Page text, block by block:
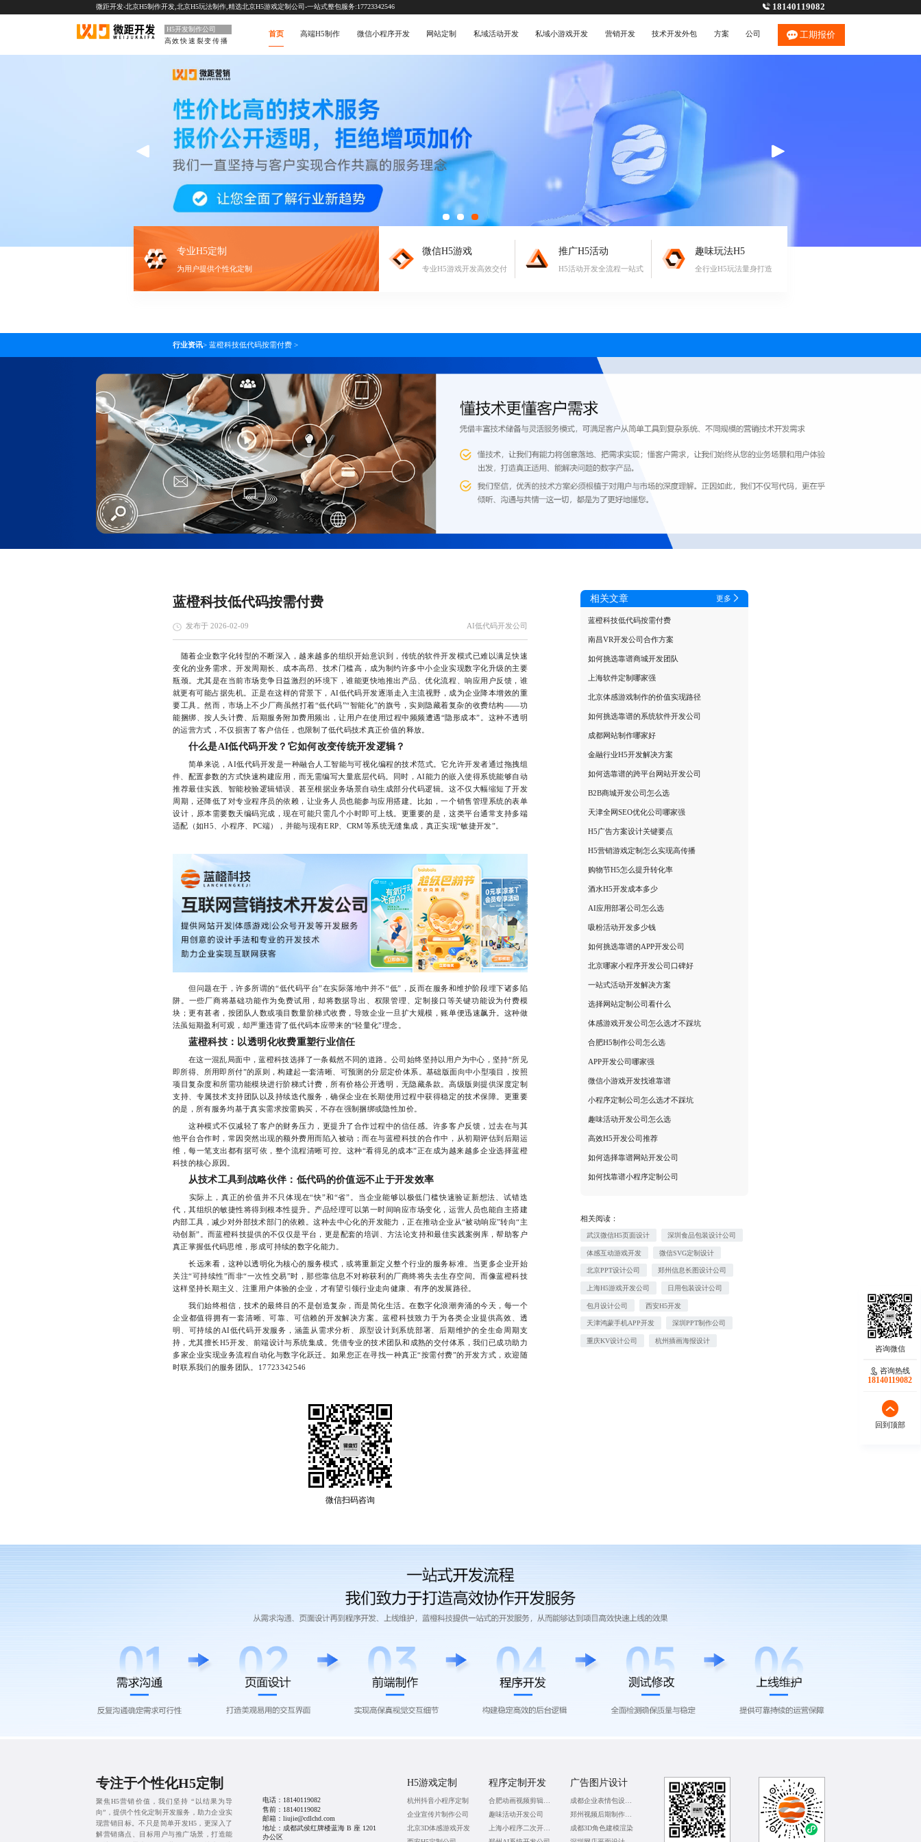
微距开发-北京H5制作开发,北京H5玩法制作,精选北京H5游戏定制公司-一站式整包服务:17723342546 18140119082
H5开发制作公司
高效快速裂变传播
首页 高端H5制作 微信小程序开发 网站定制 私域活动开发 私域小游戏开发 营销开发 技术开发外包 方案 公司 工期报价
专业H5定制
为用户提供个性化定制
微信H5游戏
专业H5游戏开发高效交付
推广H5活动
H5活动开发全流程一站式
趣味玩法H5
全行业H5玩法量身打造
行业资讯> 蓝橙科技低代码按需付费 >
蓝橙科技低代码按需付费
发布于 2026-02-09 AI低代码开发公司
随着企业数字化转型的不断深入，越来越多的组织开始意识到，传统的软件开发模式已难以满足快速
变化的业务需求。开发周期长、成本高昂、技术门槛高，成为制约许多中小企业实现数字化升级的主要
瓶颈。尤其是在当前市场竞争日益激烈的环境下，谁能更快地推出产品、优化流程、响应用户反馈，谁
就更有可能占据先机。正是在这样的背景下，AI低代码开发逐渐走入主流视野，成为企业降本增效的重
要工具。然而，市场上不少厂商虽然打着“低代码”“智能化”的旗号，实则隐藏着复杂的收费结构——功
能捆绑、按人头计费、后期服务附加费用频出，让用户在使用过程中频频遭遇“隐形成本”。这种不透明
的运营方式，不仅损害了客户信任，也限制了低代码技术真正价值的释放。
什么是AI低代码开发？它如何改变传统开发逻辑？
简单来说，AI低代码开发是一种融合人工智能与可视化编程的技术范式。它允许开发者通过拖拽组
件、配置参数的方式快速构建应用，而无需编写大量底层代码。同时，AI能力的嵌入使得系统能够自动
推荐最佳实践、智能校验逻辑错误、甚至根据业务场景自动生成部分代码逻辑。这不仅大幅缩短了开发
周期，还降低了对专业程序员的依赖，让业务人员也能参与应用搭建。比如，一个销售管理系统的表单
设计，原本需要数天编码完成，现在可能只需几个小时即可上线。更重要的是，这类平台通常支持多端
适配（如H5、小程序、PC端），并能与现有ERP、CRM等系统无缝集成，真正实现“敏捷开发”。
但问题在于，许多所谓的“低代码平台”在实际落地中并不“低”，反而在服务和维护阶段埋下诸多陷
阱。一些厂商将基础功能作为免费试用，却将数据导出、权限管理、定制接口等关键功能设为付费模
块；更有甚者，按团队人数或项目数量阶梯式收费，导致企业一旦扩大规模，账单便迅速飙升。这种做
法虽短期盈利可观，却严重违背了低代码本应带来的“轻量化”理念。
蓝橙科技：以透明化收费重塑行业信任
在这一混乱局面中，蓝橙科技选择了一条截然不同的道路。公司始终坚持以用户为中心，坚持“所见
即所得、所用即所付”的原则，构建起一套清晰、可预测的分层定价体系。基础版面向中小型项目，按照
项目复杂度和所需功能模块进行阶梯式计费，所有价格公开透明，无隐藏条款。高级版则提供深度定制
支持、专属技术支持团队以及持续迭代服务，确保企业在长期使用过程中获得稳定的技术保障。更重要
的是，所有服务均基于真实需求按需购买，不存在强制捆绑或隐性加价。
这种模式不仅减轻了客户的财务压力，更提升了合作过程中的信任感。许多客户反馈，过去在与其
他平台合作时，常因突然出现的额外费用而陷入被动；而在与蓝橙科技的合作中，从初期评估到后期运
维，每一笔支出都有据可依，整个流程清晰可控。这种“看得见的成本”正在成为越来越多企业选择蓝橙
科技的核心原因。
从技术工具到战略伙伴：低代码的价值远不止于开发效率
实际上，真正的价值并不只体现在“快”和“省”。当企业能够以极低门槛快速验证新想法、试错迭
代，其组织的敏捷性将得到根本性提升。产品经理可以第一时间响应市场变化，运营人员也能自主搭建
内部工具，减少对外部技术部门的依赖。这种去中心化的开发能力，正在推动企业从“被动响应”转向“主
动创新”。而蓝橙科技提供的不仅仅是平台，更是配套的培训、方法论支持和最佳实践案例库，帮助客户
真正掌握低代码思维，形成可持续的数字化能力。
长远来看，这种以透明化为核心的服务模式，或将重新定义整个行业的服务标准。当更多企业开始
关注“可持续性”而非“一次性交易”时，那些靠信息不对称获利的厂商终将失去生存空间。而像蓝橙科技
这样坚持长期主义、注重用户体验的企业，才有望引领行业走向健康、有序的发展路径。
我们始终相信，技术的最终目的不是创造复杂，而是简化生活。在数字化浪潮奔涌的今天，每一个
企业都值得拥有一套清晰、可靠、可信赖的开发解决方案。蓝橙科技致力于为各类企业提供高效、透
明、可持续的AI低代码开发服务，涵盖从需求分析、原型设计到系统部署、后期维护的全生命周期支
持，尤其擅长H5开发、前端设计与系统集成。凭借专业的技术团队和成熟的交付体系，我们已成功助力
多家企业实现业务流程自动化与数字化跃迁。如果您正在寻找一种真正“按需付费”的开发方式，欢迎随
时联系我们的服务团队。17723342546
微信扫码咨询
相关文章 更多
蓝橙科技低代码按需付费
南昌VR开发公司合作方案
如何挑选靠谱商城开发团队
上海软件定制哪家强
北京体感游戏制作的价值实现路径
如何挑选靠谱的系统软件开发公司
成都网站制作哪家好
金融行业H5开发解决方案
如何选靠谱的跨平台网站开发公司
B2B商城开发公司怎么选
天津全网SEO优化公司哪家强
H5广告方案设计关键要点
H5营销游戏定制怎么实现高传播
购物节H5怎么提升转化率
酒水H5开发成本多少
AI应用部署公司怎么选
吸粉活动开发多少钱
如何挑选靠谱的APP开发公司
北京哪家小程序开发公司口碑好
一站式活动开发解决方案
选择网站定制公司看什么
体感游戏开发公司怎么选才不踩坑
合肥H5制作公司怎么选
APP开发公司哪家强
微信小游戏开发找谁靠谱
小程序定制公司怎么选才不踩坑
趣味活动开发公司怎么选
高效H5开发公司推荐
如何选择靠谱网站开发公司
如何找靠谱小程序定制公司
相关阅读：
武汉微信H5页面设计 深圳食品包装设计公司
体感互动游戏开发 微信SVG定制设计
北京PPT设计公司 郑州信息长图设计公司
上海H5游戏开发公司 日用包装设计公司
包月设计公司 西安H5开发
天津鸿蒙手机APP开发 深圳PPT制作公司
重庆KV设计公司 杭州插画海报设计
咨询热线
18140119082
回到顶部
专注于个性化H5定制
聚焦H5营销价值，我们坚持 “以结果为导
向”，提供个性化定制开发服务，助力企业实
现营销目标。不只是简单开发H5，更深入了
解营销痛点、目标用户与推广场景，打造能
电话： 18140119082
售前： 18140119082
邮箱：liujie@cdlchd.com
地址：成都武侯红牌楼蓝海 B 座 1201
办公区
H5游戏定制
杭州抖音小程序定制
企业宣传片制作公司
北京3D体感游戏开发
程序定制开发
合肥动画视频剪辑公司
趣味活动开发公司
上海小程序二次开发公司
广告图片设计
成都企业表情包设计公司
郑州视频后期制作公司
成都3D角色建模渲染